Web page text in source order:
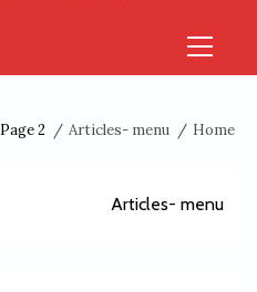
Primary
Home
Articles- menu
Page 2
Articles- menu